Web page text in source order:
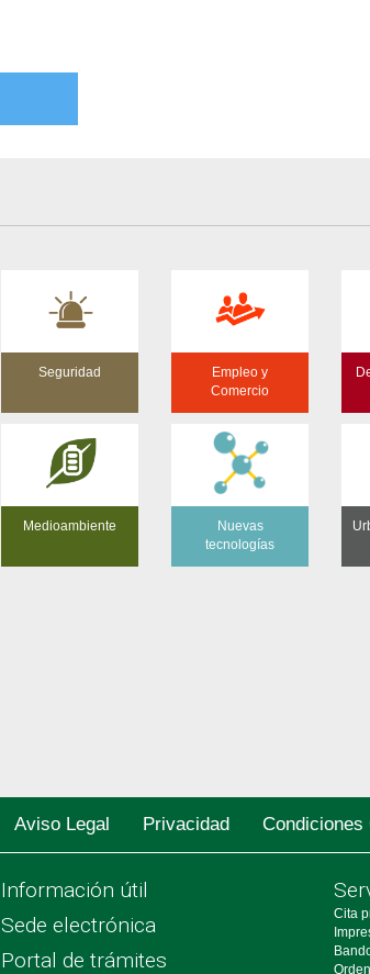
Seguridad
Empleo y
Comercio
Medioambiente
Nuevas
tecnologías
Aviso Legal Privacidad Condiciones
Información útil
Sede electrónica
Portal de trámites
Cita